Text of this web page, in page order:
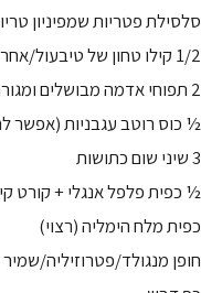
סלסילת פטריות שמפיניון
1/2 קילו טחון של טיבעול/אחר
2 תפוחי אדמה מבושלים ומגוררים דק
½ כוס רוטב עגבניות (אפשר
3 שיני שום כתושות
½ כפית פלפל אנגלי + קורט
כפית מלח הימליה (רצוי)
חופן מנגולד/פטרוזיליה/